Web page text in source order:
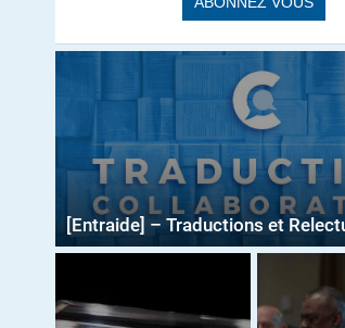
[Entraide] – Traductions et